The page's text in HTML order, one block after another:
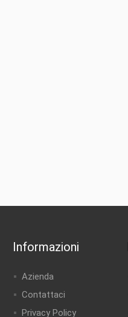
Informazioni
Azienda
Contattaci
Privacy Policy